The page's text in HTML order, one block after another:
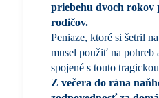
priebehu dvoch rokov
rodičov.
Peniaze, ktoré si šetril
musel použiť na pohreb
spojené s touto
Z večera do rána